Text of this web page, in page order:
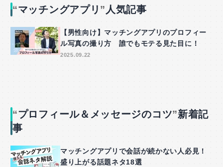
マッチングアプリ 人気記事
【男性向け】マッチングアプリのプロフィー
ル写真の撮り方 誰でもモテる見た目に！
2025.09.22
プロフィール＆メッセージのコツ 新着記
事
マッチングアプリで会話が続かない人必見！
盛り上がる話題ネタ18選